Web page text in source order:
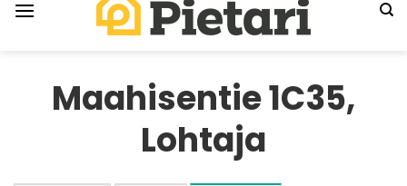
Maahisentie 1C35,
Lohtaja